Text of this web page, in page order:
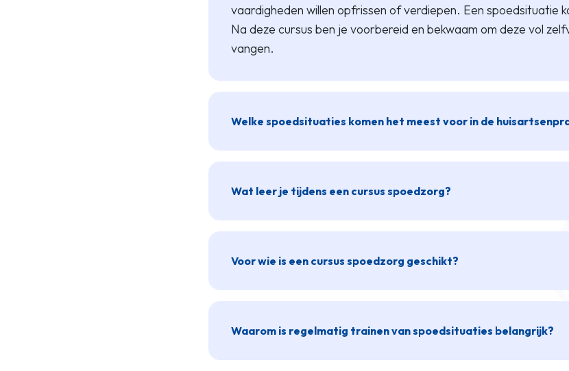
vaardigheden willen opfrissen of verdiepen. Een spoedsituatie
Na deze cursus ben je voorbereid en bekwaam om deze vol
vangen.
Welke spoedsituaties komen het meest voor in de
Wat leer je tijdens een cursus spoedzorg?
Voor wie is een cursus spoedzorg geschikt?
Waarom is regelmatig trainen van spoedsituaties belangrijk?